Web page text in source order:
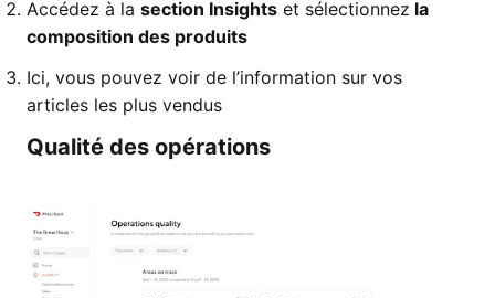
Accédez à la section Insights et sélectionnez la
composition des produits
Ici, vous pouvez voir de l’information sur vos
articles les plus vendus
Qualité des opérations